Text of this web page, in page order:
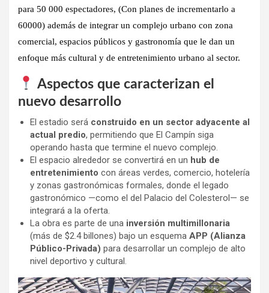
para 50 000 espectadores, (Con planes de incrementarlo a
60000) además de integrar un complejo urbano con zona
comercial, espacios públicos y gastronomía que le dan un
enfoque más cultural y de entretenimiento urbano al sector.
Aspectos que caracterizan el
nuevo desarrollo
El estadio será construido en un sector adyacente al
actual predio, permitiendo que El Campín siga
operando hasta que termine el nuevo complejo.
El espacio alrededor se convertirá en un hub de
entretenimiento con áreas verdes, comercio, hotelería
y zonas gastronómicas formales, donde el legado
gastronómico —como el del Palacio del Colesterol— se
integrará a la oferta.
La obra es parte de una inversión multimillonaria
(más de $2.4 billones) bajo un esquema APP (Alianza
Público-Privada) para desarrollar un complejo de alto
nivel deportivo y cultural.